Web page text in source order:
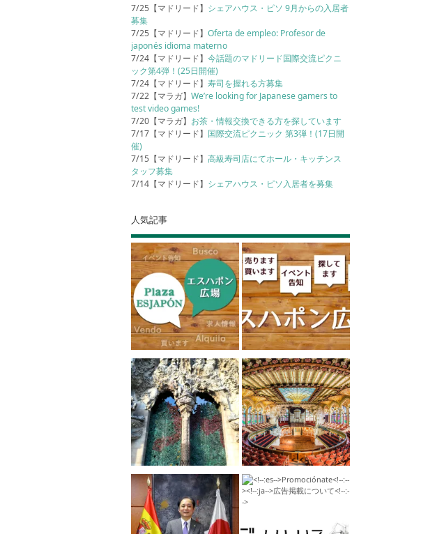
7/25【マドリード】 シェアハウス・ピソ 9月からの入居者
募集
7/25【マドリード】Oferta de empleo: Profesor de
japonés idioma materno
7/24【マドリード】今話題のマドリード国際交流ピクニ
ック第4弾！(25日開催)
7/24【マドリード】寿司を握れる方募集
7/22【マラガ】We’re looking for Japanese gamers to
test video games!
7/20【マラガ】 お茶・情報交換できる方を探しています
7/17【マドリード】 国際交流ピクニック 第3弾！(17日開
催)
7/15【マドリード】高級寿司店にてホール・キッチンス
タッフ募集
7/14【マドリード】 シェアハウス・ピソ入居者を募集
人気記事